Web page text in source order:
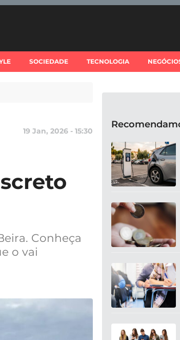
SOCIEDADE TECNOLOGIA
19 Jan, 2026 - 15:30
Conheça
o vai